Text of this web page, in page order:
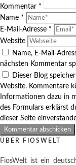
Kommentar *
Name *
E-Mail-Adresse *
Website
Name, E-Mail-
nächsten Kommentar
Dieser Blog
Website. Kommentare
Informationen dazu in
des Formulars erklärst
dieser Seite
ÜBER FIOSWELT
FiosWelt ist ein